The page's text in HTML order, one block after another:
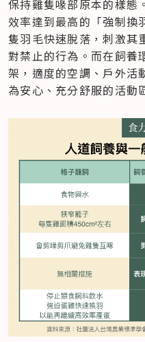
保持雞隻喙部原本的樣態
效率達到最高的「強制換
隻羽毛快速脫落，刺激其
對禁止的行為。而在飼養
架，適度的空調、戶外活
為安心、充分舒服的活動